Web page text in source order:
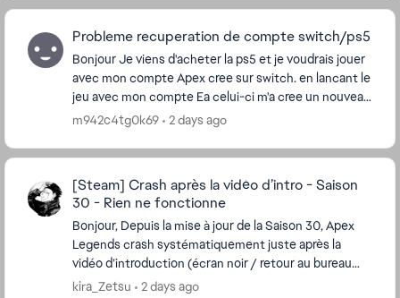
Probleme recuperation de compte switch/ps5
Bonjour Je viens d'acheter la ps5 et je voudrais jouer
avec mon compte Apex cree sur switch. en lancant le
jeu avec mon compte Ea celui-ci m'a cree un nouveau
compte Apex au lieu de recuperer l'...
m942c4tg0k69 2 days ago
[Steam] Crash après la vidéo d’intro - Saison
30 - Rien ne fonctionne
Bonjour, Depuis la mise à jour de la Saison 30, Apex
Legends crash systématiquement juste après la
vidéo d’introduction (écran noir / retour au bureau
kira_Zetsu 2 days ago